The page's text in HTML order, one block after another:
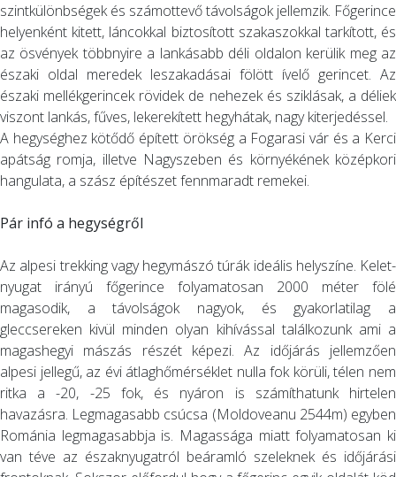
szintkülönbségek és számottevő távolságok jellemzik. Főgerince
helyenként kitett, láncokkal biztosított szakaszokkal tarkított, és
az ösvények többnyire a lankásabb déli oldalon kerülik meg az
északi oldal meredek leszakadásai fölött ívelő gerincet. Az
északi mellékgerincek rövidek de nehezek és sziklásak, a déliek
viszont lankás, fűves, lekerekített hegyhátak, nagy kiterjedéssel.
A hegységhez kötődő épített örökség a Fogarasi vár és a Kerci
apátság romja, illetve Nagyszeben és környékének középkori
hangulata, a szász építészet fennmaradt remekei.
Pár infó a hegységről
Az alpesi trekking vagy hegymászó túrák ideális helyszíne. Kelet-
nyugat irányú főgerince folyamatosan 2000 méter fölé
magasodik, a távolságok nagyok, és gyakorlatilag a
gleccsereken kivül minden olyan kihívással találkozunk ami a
magashegyi mászás részét képezi. Az időjárás jellemzően
alpesi jellegű, az évi átlaghőmérséklet nulla fok körüli, télen nem
ritka a -20, -25 fok, és nyáron is számíthatunk hirtelen
havazásra. Legmagasabb csúcsa (Moldoveanu 2544m) egyben
Románia legmagasabbja is. Magassága miatt folyamatosan ki
van téve az északnyugatról beáramló szeleknek és időjárási